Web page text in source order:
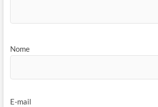
Nome
E-mail